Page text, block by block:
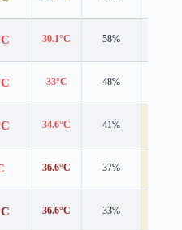
30.1°C 58%
33°C 48%
34.6°C 41%
36.6°C 37%
36.6°C 33%